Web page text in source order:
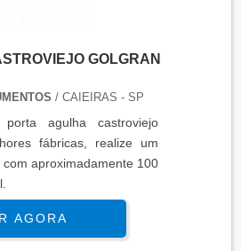
GOLGRAN
/ CAIEIRAS - SP
agulha castroviejo
fábricas, realize um
aproximadamente 100
AGORA